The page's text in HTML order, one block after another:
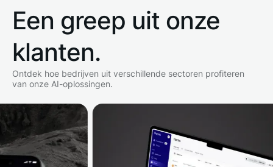
Een greep uit onze
klanten.
Ontdek hoe bedrijven uit verschillende sectoren profiteren
van onze AI-oplossingen.